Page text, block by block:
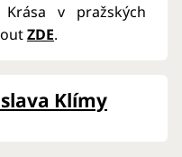
v pražských
ZDE.
Klímy